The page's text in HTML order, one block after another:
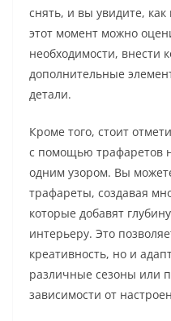
снять, и вы увидите,
этот момент можно
необходимости, внести
дополнительные
детали.
Кроме того, стоит
с помощью трафаретов
одним узором. Вы
трафареты, создавая
которые добавят
интерьеру. Это
креативность, но и
различные сезоны или
зависимости от